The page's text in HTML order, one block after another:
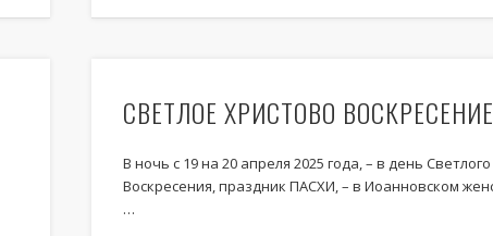
СВЕТЛОЕ ХРИСТОВО
В ночь с 19 на 20 апреля 2025 года, – в день
Воскресения, праздник ПАСХИ, – в Иоанновском
…